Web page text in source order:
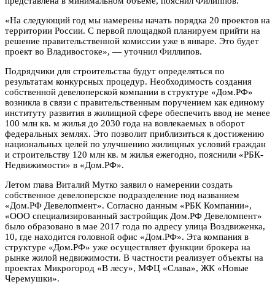
«На следующий год мы намерены начать порядка 20 проектов на
территории России. С первой площадкой планируем прийти на
решение правительственной комиссии уже в январе. Это будет
проект во Владивостоке», — уточнил Филлипов.
Подрядчики для строительства будут определяться по
результатам конкурсных процедур. Необходимость создания
собственной девелоперской компании в структуре «Дом.РФ»
возникла в связи с правительственным поручением как единому
институту развития в жилищной сфере обеспечить ввод не менее
100 млн кв. м жилья до 2030 года на вовлекаемых в оборот
федеральных землях. Это позволит приблизиться к достижению
национальных целей по улучшению жилищных условий граждан
и строительству 120 млн кв. м жилья ежегодно, пояснили «РБК-
Недвижимости» в «Дом.РФ».
Летом глава Виталий Мутко заявил о намерении создать
собственное девелоперское подразделение под названием
«Дом.РФ Девелопмент». Согласно данным «РБК Компании»,
«ООО специализированный застройщик Дом.РФ Девеломпент»
было образовано в мае 2017 года по адресу улица Воздвиженка,
10, где находится головной офис «Дом.РФ». Эта компания в
структуре «Дом.РФ» уже осуществляет функции брокера на
рынке жилой недвижимости. В частности реализует объекты на
проектах Микрогород «В лесу», МФЦ «Слава», ЖК «Новые
Черемушки».